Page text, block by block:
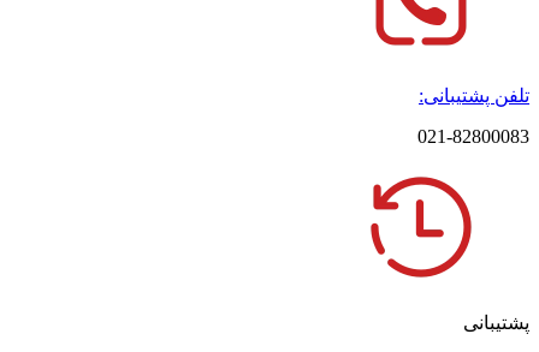
تلفن پشتیبانی:
021-82800083
پشتیبانی